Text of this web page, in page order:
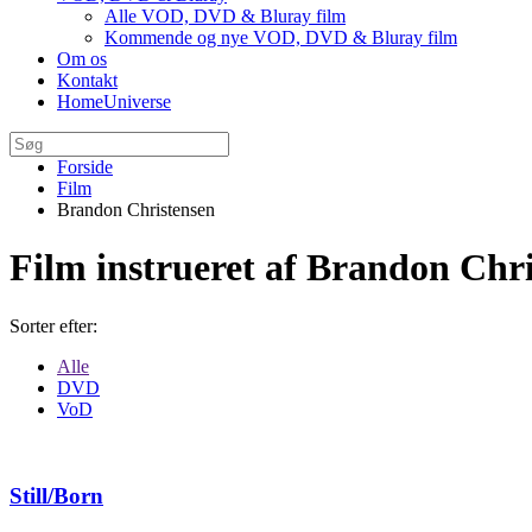
Alle VOD, DVD & Bluray film
Kommende og nye VOD, DVD & Bluray film
Om os
Kontakt
HomeUniverse
Forside
Film
Brandon Christensen
Film instrueret af Brandon
Sorter efter:
Alle
DVD
VoD
Still/Born